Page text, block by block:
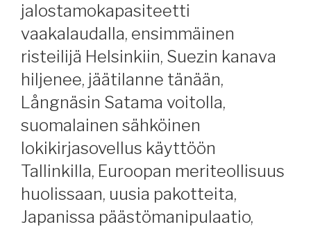
jalostamokapasiteetti
vaakalaudalla, ensimmäinen
risteilijä Helsinkiin, Suezin kanava
hiljenee, jäätilanne tänään,
Långnäsin Satama voitolla,
suomalainen sähköinen
lokikirjasovellus käyttöön
Tallinkilla, Euroopan meriteollisuus
huolissaan, uusia pakotteita,
Japanissa päästömanipulaatio,